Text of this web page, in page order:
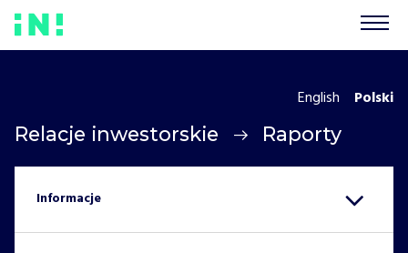
Relacje inwestorskie Raporty
English Polski